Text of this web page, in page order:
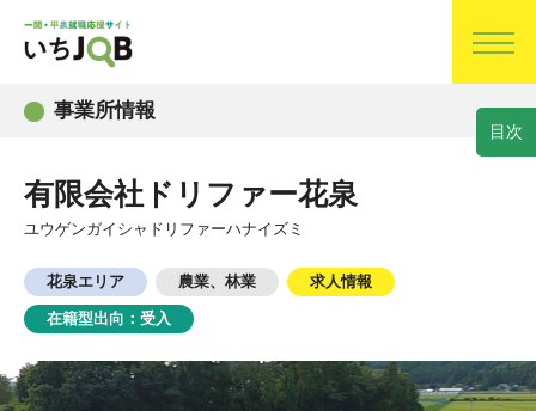
事業所情報
目 次
有限会社ドリファー花泉
ユウゲンガイシャドリファーハナイズミ
花泉エリア 農業、林業 求人情報
在籍型出向：受入